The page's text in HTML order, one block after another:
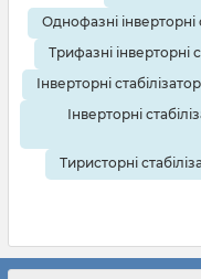
Однофазні інверторні
Трифазні інверторні
Інверторні
Інверторні
Тиристорні